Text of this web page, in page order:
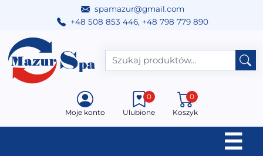
spamazur@gmail.com
+48 508 853 446, +48 798 779 890
Przejdź do treści
Main Navigation
Moje konto Ulubione
0
Koszyk
0
☰